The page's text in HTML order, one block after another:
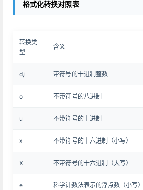
格式化转换对照表
转换类
型
含义
d,i 带符号的十进制整数
o 不带符号的八进制
u 不带符号的十进制
x 不带符号的十六进制（小写）
X 不带符号的十六进制（大写）
e 科学计数法表示的浮点数（小写）